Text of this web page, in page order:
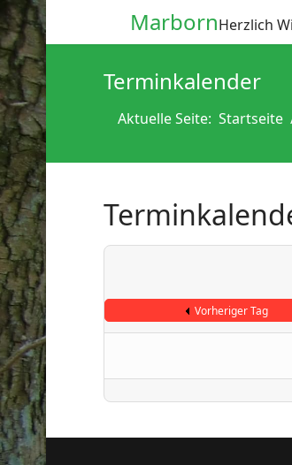
MarbornHerzlich
Terminkalender
Aktuelle Seite: Startseite
Vorheriger Tag